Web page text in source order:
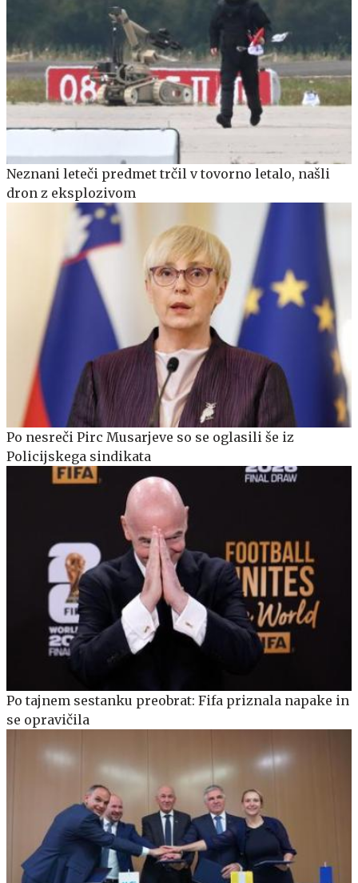
Neznani leteči predmet trčil v tovorno letalo, našli
dron z eksplozivom
Po nesreči Pirc Musarjeve so se oglasili še iz
Policijskega sindikata
Po tajnem sestanku preobrat: Fifa priznala napake in
se opravičila